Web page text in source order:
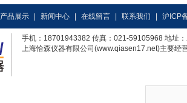
产品展示 新闻中心 在线留言 联系我们 沪ICP
手机：18701943382 传真：021-59105968 地址
上海恰森仪器有限公司(www.qiasen17.net)主要经